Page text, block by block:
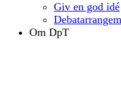
Giv en god idé
Om DpT